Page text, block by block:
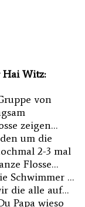
Witz:
von
zeigen…
um die
2-3 mal
Flosse…
Schwimmer …
die alle auf…
Papa wieso